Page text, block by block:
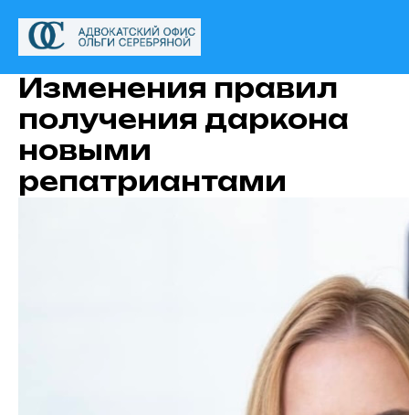
Изменения правил
получения даркона
новыми
репатриантами